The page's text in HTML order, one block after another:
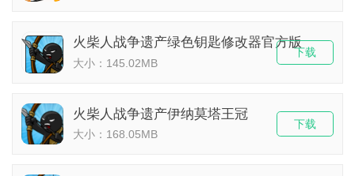
火柴人战争遗产绿色钥匙修改器官方版
大小：145.02MB
下载
火柴人战争遗产伊纳莫塔王冠
大小：168.05MB
下载